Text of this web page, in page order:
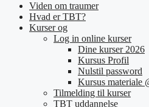
Viden om traumer
Hvad er TBT?
Kurser og
Log in online kurser
Dine kurser 2026
Kursus Profil
Nulstil password
Kursus materiale
Tilmelding til kurser
TBT uddannelse